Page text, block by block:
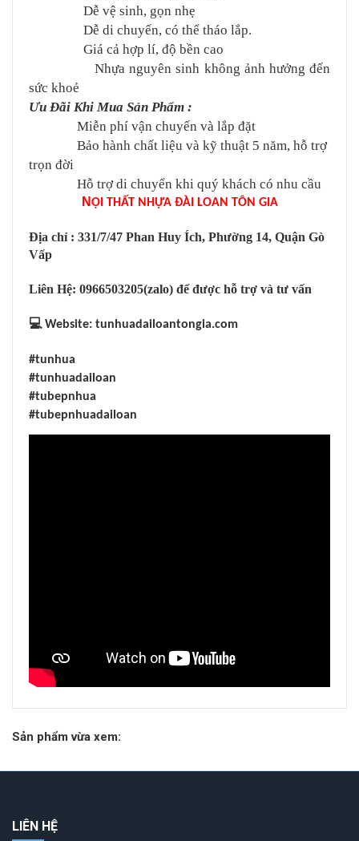
Dễ vệ sinh, gọn nhẹ
Dễ di chuyển, có thể tháo lắp.
Giá cả hợp lí, độ bền cao
Nhựa nguyên sinh không ảnh hưởng đến
sức khoẻ
Ưu Đãi Khi Mua Sản Phẩm :
Miễn phí vận chuyển và lắp đặt
Bảo hành chất liệu và kỹ thuật 5 năm, hỗ trợ
trọn đời
Hỗ trợ di chuyển khi quý khách có nhu cầu
NỘI THẤT NHỰA ĐÀI LOAN TÔN GIA
Địa chỉ : 331/7/47 Phan Huy Ích, Phường 14, Quận Gò
Vấp
Liên Hệ: 0966503205(zalo) để được hỗ trợ và tư vấn
💻Website: tunhuadailoantongia.com
#tunhua
#tunhuadailoan
#tubepnhua
#tubepnhuadailoan
Sản phẩm vừa xem:
LIÊN HỆ